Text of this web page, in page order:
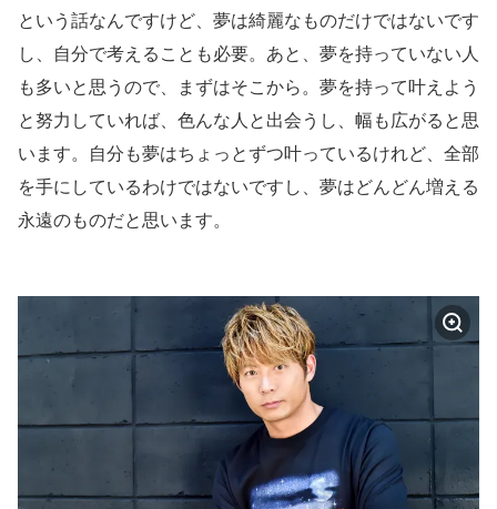
という話なんですけど、夢は綺麗なものだけではないです
し、自分で考えることも必要。あと、夢を持っていない人
も多いと思うので、まずはそこから。夢を持って叶えよう
と努力していれば、色んな人と出会うし、幅も広がると思
います。自分も夢はちょっとずつ叶っているけれど、全部
を手にしているわけではないですし、夢はどんどん増える
永遠のものだと思います。